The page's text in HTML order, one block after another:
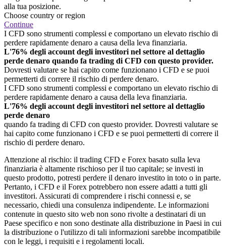
alla tua posizione.
Choose country or region
Continue
I CFD sono strumenti complessi e comportano un elevato rischio di
perdere rapidamente denaro a causa della leva finanziaria.
L'76% degli account degli investitori nel settore al dettaglio
perde denaro quando fa trading di CFD con questo provider.
Dovresti valutare se hai capito come funzionano i CFD e se puoi
permetterti di correre il rischio di perdere denaro.
I CFD sono strumenti complessi e comportano un elevato rischio di
perdere rapidamente denaro a causa della leva finanziaria.
L'76% degli account degli investitori nel settore al dettaglio
perde denaro
quando fa trading di CFD con questo provider. Dovresti valutare se
hai capito come funzionano i CFD e se puoi permetterti di correre il
rischio di perdere denaro.
Attenzione al rischio: il trading CFD e Forex basato sulla leva
finanziaria è altamente rischioso per il tuo capitale; se investi in
questo prodotto, potresti perdere il denaro investito in toto o in parte.
Pertanto, i CFD e il Forex potrebbero non essere adatti a tutti gli
investitori. Assicurati di comprendere i rischi connessi e, se
necessario, chiedi una consulenza indipendente. Le informazioni
contenute in questo sito web non sono rivolte a destinatari di un
Paese specifico e non sono destinate alla distribuzione in Paesi in cui
la distribuzione o l'utilizzo di tali informazioni sarebbe incompatibile
con le leggi, i requisiti e i regolamenti locali.